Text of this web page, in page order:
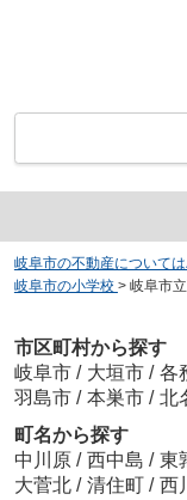
岐阜市の不動産について
岐阜市の小学校 > 岐阜市
市区町村から探す
岐阜市 / 大垣市 / 各
羽島市 / 本巣市 / 北
町名から探す
中川原 / 西中島 / 東
大菅北 / 清住町 / 西